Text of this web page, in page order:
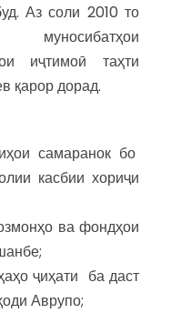
Аз соли 2010 то
муносибатҳои
иҷтимоӣ таҳти
қарор дорад.
самаранок бо
касбии хориҷи
ва фондҳои
ҷиҳати ба даст
Аврупо;